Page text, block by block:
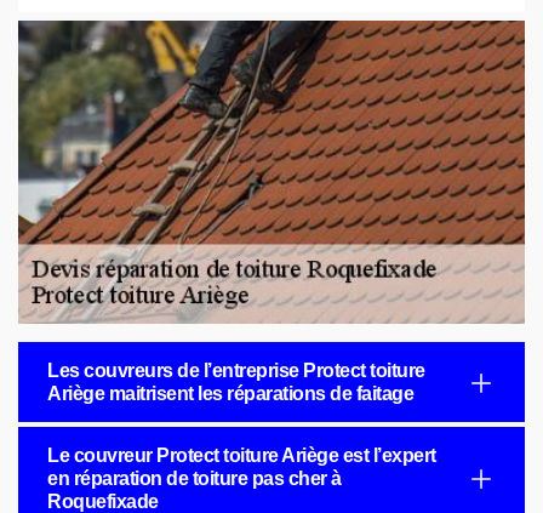
Les couvreurs de l’entreprise Protect toiture
Ariège maitrisent les réparations de faitage
Le couvreur Protect toiture Ariège est l’expert
en réparation de toiture pas cher à
Roquefixade